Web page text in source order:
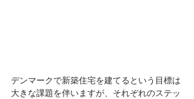
デンマークで新築住宅を建てるという目標は
大きな課題を伴いますが、それぞれのステッ